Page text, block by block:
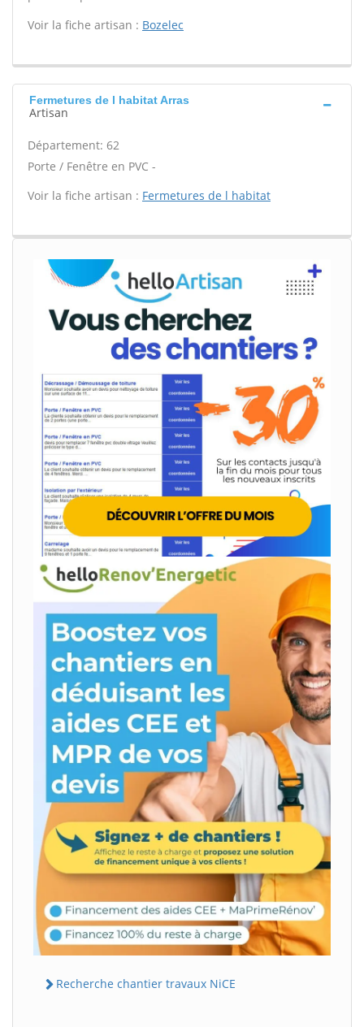
Voir la fiche artisan : Bozelec
Fermetures de l habitat Arras
Artisan
Département: 62
Porte / Fenêtre en PVC -
Voir la fiche artisan : Fermetures de l habitat
Recherche chantier travaux NiCE